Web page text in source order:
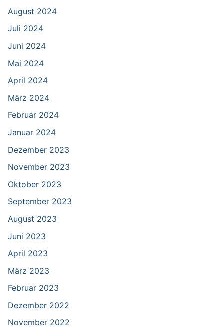
August 2024
Juli 2024
Juni 2024
Mai 2024
April 2024
März 2024
Februar 2024
Januar 2024
Dezember 2023
November 2023
Oktober 2023
September 2023
August 2023
Juni 2023
April 2023
März 2023
Februar 2023
Dezember 2022
November 2022